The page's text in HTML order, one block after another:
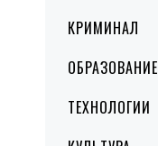
КРИМИНАЛ
ОБРАЗОВАНИЕ
ТЕХНОЛОГИИ